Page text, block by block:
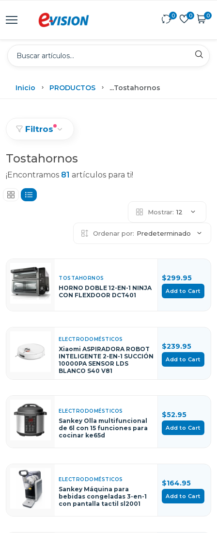
0 0 0
Inicio PRODUCTOS ...Tostahornos
Filtros
Tostahornos
¡Encontramos 81 artículos para ti!
Mostrar: 12
Ordenar por: Predeterminado
TOSTAHORNOS
HORNO DOBLE 12-EN-1 NINJA
CON FLEXDOOR DCT401
$299.95
Add to Cart
ELECTRODOMÉSTICOS
Xiaomi ASPIRADORA ROBOT
INTELIGENTE 2-EN-1 SUCCIÓN
10000PA SENSOR LDS
BLANCO S40 V81
$239.95
Add to Cart
ELECTRODOMÉSTICOS
Sankey Olla multifuncional
de 6l con 15 funciones para
cocinar ke65d
$52.95
Add to Cart
ELECTRODOMÉSTICOS
Sankey Máquina para
bebidas congeladas 3-en-1
con pantalla tactil sl2001
$164.95
Add to Cart